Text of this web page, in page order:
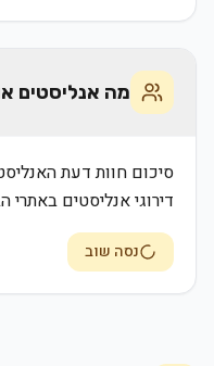
מה אנליסטים
סיכום חוות דעת
דירוגי אנליסטים באתרי
נסה שוב